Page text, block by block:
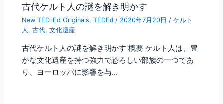
古代ケルト人の謎を解き明かす
New TED-Ed Originals,TEDEd / 2020年7月20日 /ケルト
人 ,古代,文化遺産
古代ケルト人の謎を解き明かす 概要 ケルト人は、豊
かな文化遺産を持つ強力で恐ろしい部族の一つであ
り、ヨーロッパに影響を与…